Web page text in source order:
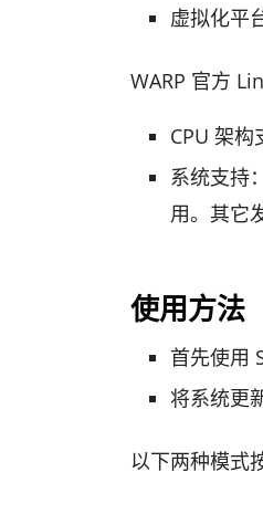
虚拟化平
WARP 官方
CPU 架
系统支持
用。其它
使用方法
首先使用
将系统更
以下两种模式